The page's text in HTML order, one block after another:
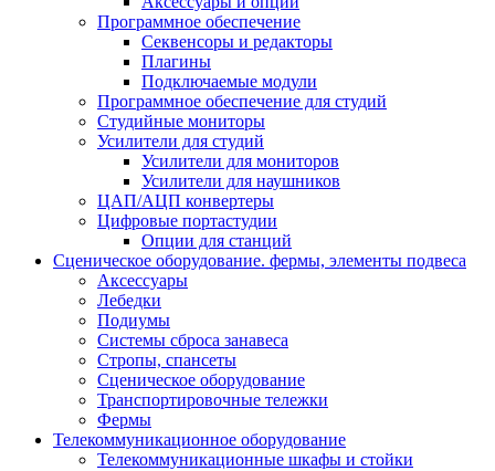
Программное обеспечение
Cеквенсоры и редакторы
Плагины
Подключаемые модули
Программное обеспечение для студий
Студийные мониторы
Усилители для студий
Усилители для мониторов
Усилители для наушников
ЦАП/АЦП конвертеры
Цифровые портастудии
Опции для станций
Сценическое оборудование. фермы, элементы подвеса
Аксессуары
Лебедки
Подиумы
Системы сброса занавеса
Стропы, спансеты
Сценическое оборудование
Транспортировочные тележки
Фермы
Телекоммуникационное оборудование
Телекоммуникационные шкафы и стойки